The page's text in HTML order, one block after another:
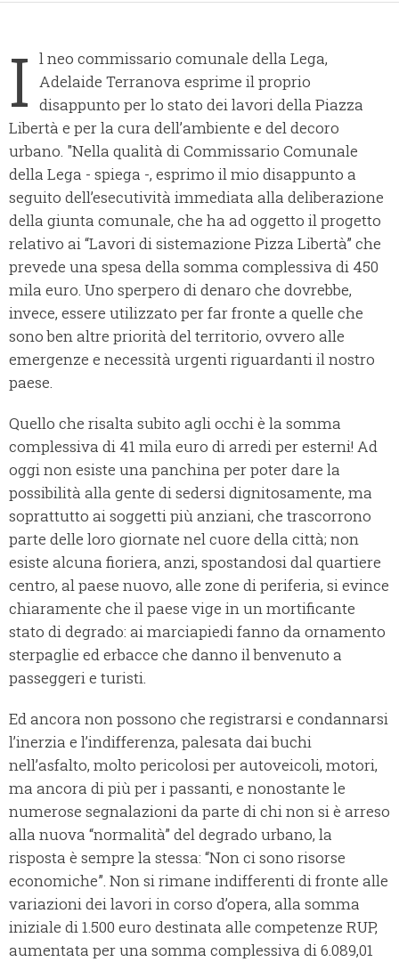
I l neo commissario comunale della Lega,
Adelaide Terranova esprime il proprio
disappunto per lo stato dei lavori della Piazza
Libertà e per la cura dell’ambiente e del decoro
urbano. "Nella qualità di Commissario Comunale
della Lega - spiega -, esprimo il mio disappunto a
seguito dell’esecutività immediata alla deliberazione
della giunta comunale, che ha ad oggetto il progetto
relativo ai “Lavori di sistemazione Pizza Libertà” che
prevede una spesa della somma complessiva di 450
mila euro. Uno sperpero di denaro che dovrebbe,
invece, essere utilizzato per far fronte a quelle che
sono ben altre priorità del territorio, ovvero alle
emergenze e necessità urgenti riguardanti il nostro
paese.
Quello che risalta subito agli occhi è la somma
complessiva di 41 mila euro di arredi per esterni! Ad
oggi non esiste una panchina per poter dare la
possibilità alla gente di sedersi dignitosamente, ma
soprattutto ai soggetti più anziani, che trascorrono
parte delle loro giornate nel cuore della città; non
esiste alcuna fioriera, anzi, spostandosi dal quartiere
centro, al paese nuovo, alle zone di periferia, si evince
chiaramente che il paese vige in un mortificante
stato di degrado: ai marciapiedi fanno da ornamento
sterpaglie ed erbacce che danno il benvenuto a
passeggeri e turisti.
Ed ancora non possono che registrarsi e condannarsi
l’inerzia e l’indifferenza, palesata dai buchi
nell’asfalto, molto pericolosi per autoveicoli, motori,
ma ancora di più per i passanti, e nonostante le
numerose segnalazioni da parte di chi non si è arreso
alla nuova “normalità” del degrado urbano, la
risposta è sempre la stessa: “Non ci sono risorse
economiche”. Non si rimane indifferenti di fronte alle
variazioni dei lavori in corso d’opera, alla somma
iniziale di 1.500 euro destinata alle competenze RUP,
aumentata per una somma complessiva di 6.089,01